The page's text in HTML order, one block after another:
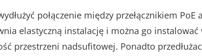
połączenie między przełącznikiem
elastyczną instalację i można go
przestrzeni nadsufitowej. Ponadto